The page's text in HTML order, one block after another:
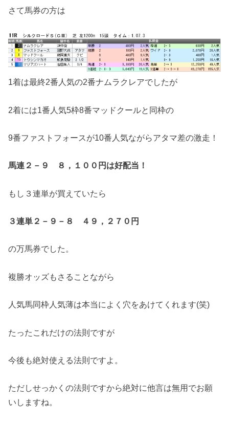
さて馬券の方は
1着は最終2番人気の2番ナムラクレアでしたが
2着には1番人気5枠8番マッドクールと同枠の
9番ファストフォースが10番人気ながらアタマ差の激走！
馬連２－９ ８，１００円は好配当！
もし３連単が買えていたら
３連単２－９－８ ４９，２７０円
の万馬券でした。
複勝オッズもさることながら
人気馬同枠人気薄は本当によく穴をあけてくれます(笑)
たったこれだけの法則ですが
今後も絶対使える法則ですよ。
ただしせっかくの法則ですから絶対に他言は無用でお願
いしますね。